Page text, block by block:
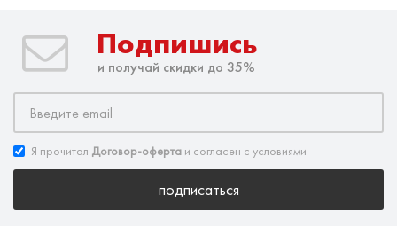
Подпишись
и получай скидки до 35%
Я прочитал Договор-оферта и согласен с условиями
подписаться